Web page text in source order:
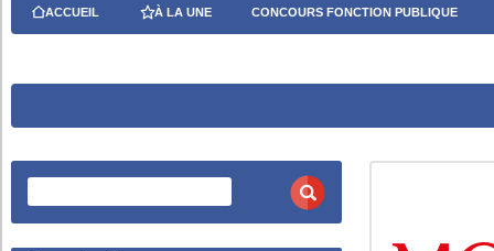
ACCUEIL À LA UNE CONCOURS FONCTION PUBLIQUE